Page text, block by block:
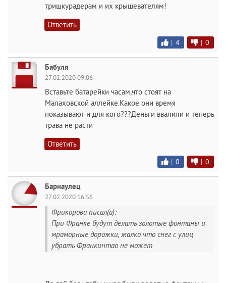
тришкурадерам и их крышевателям!
Ответить
| 4 | 0
Бабуля
27.02.2020 09:06
Вставьте батарейки часам,что стоят на
Малаховской аллейке.Какое они время
показывают и для кого???Деньги ввалили и теперь
трава не расти
Ответить
| 0 | 0
Барнаулец
27.02.2020 16:56
Фрикорова писал(а):
При Франке будут делать золотые фонтаны и
мраморные дорожки, жалко что снег с улиц
убрать Франкинтао не может